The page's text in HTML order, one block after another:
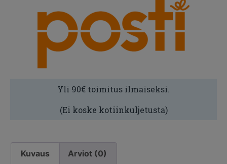
Yli 90€ toimitus ilmaiseksi.
(Ei koske kotiinkuljetusta)
Kuvaus Arviot (0)